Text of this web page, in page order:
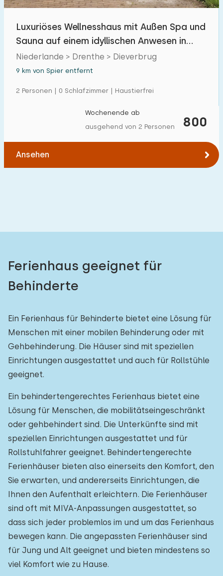
Luxuriöses Wellnesshaus mit Außen Spa und
Sauna auf einem idyllischen Anwesen in
Drenthe
Niederlande > Drenthe > Dieverbrug
9 km von Spier entfernt
2 Personen | 0 Schlafzimmer | Haustierfrei
800
Wochenende ab
ausgehend von 2 Personen
Ansehen
Ferienhaus geeignet für
Behinderte
Ein Ferienhaus für Behinderte bietet eine Lösung für
Menschen mit einer mobilen Behinderung oder mit
Gehbehinderung. Die Häuser sind mit speziellen
Einrichtungen ausgestattet und auch für Rollstühle
geeignet.
Ein behindertengerechtes Ferienhaus bietet eine
Lösung für Menschen, die mobilitätseingeschränkt
oder gehbehindert sind. Die Unterkünfte sind mit
speziellen Einrichtungen ausgestattet und für
Rollstuhlfahrer geeignet. Behindertengerechte
Ferienhäuser bieten also einerseits den Komfort, den
Sie erwarten, und andererseits Einrichtungen, die
Ihnen den Aufenthalt erleichtern. Die Ferienhäuser
sind oft mit MIVA-Anpassungen ausgestattet, so
dass sich jeder problemlos im und um das Ferienhaus
bewegen kann. Die angepassten Ferienhäuser sind
für Jung und Alt geeignet und bieten mindestens so
viel Komfort wie zu Hause.